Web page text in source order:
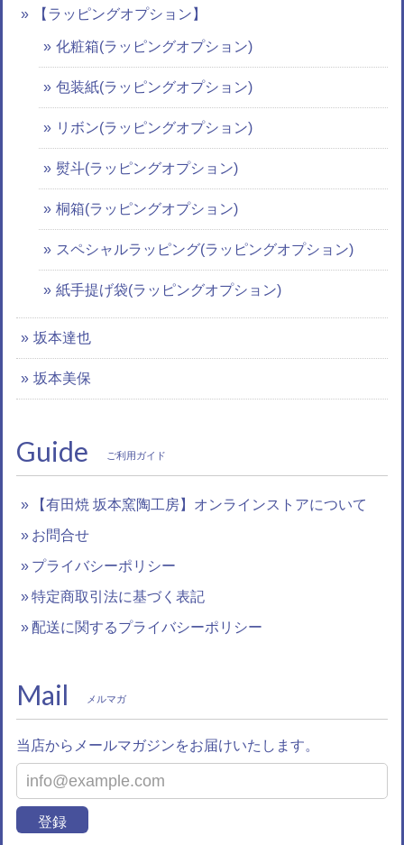
【ラッピングオプション】
化粧箱(ラッピングオプション)
包装紙(ラッピングオプション)
リボン(ラッピングオプション)
熨斗(ラッピングオプション)
桐箱(ラッピングオプション)
スペシャルラッピング(ラッピングオプション)
紙手提げ袋(ラッピングオプション)
坂本達也
坂本美保
Guide ご利用ガイド
【有田焼 坂本窯陶工房】オンラインストアについて
お問合せ
プライバシーポリシー
特定商取引法に基づく表記
配送に関するプライバシーポリシー
Mail メルマガ
当店からメールマガジンをお届けいたします。
登録